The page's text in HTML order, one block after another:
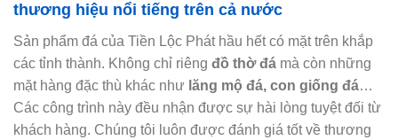
thương hiệu nổi tiếng trên cả nước
Sản phẩm đá của Tiền Lộc Phát hầu hết có mặt trên khắp
các tỉnh thành. Không chỉ riêng đồ thờ đá mà còn những
mặt hàng đặc thù khác như lăng mộ đá, con giống đá…
Các công trình này đều nhận được sự hài lòng tuyệt đối từ
khách hàng. Chúng tôi luôn được đánh giá tốt về thương